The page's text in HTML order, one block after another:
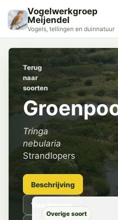
Vogelwerkgroep
Meijendel
Vogels, tellingen en duinnatuur
Terug
naar
soorten
Tringa
nebularia
Strandlopers
Beschrijving
Voorkomen
Overige soort